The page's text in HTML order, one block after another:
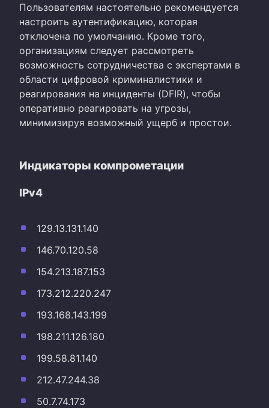
Пользователям настоятельно рекомендуется
настроить аутентификацию, которая
отключена по умолчанию. Кроме того,
организациям следует рассмотреть
возможность сотрудничества с экспертами в
области цифровой криминалистики и
реагирования на инциденты (DFIR), чтобы
оперативно реагировать на угрозы,
минимизируя возможный ущерб и простои.
Индикаторы компрометации
IPv4
129.13.131.140
146.70.120.58
154.213.187.153
173.212.220.247
193.168.143.199
198.211.126.180
199.58.81.140
212.47.244.38
50.7.74.173